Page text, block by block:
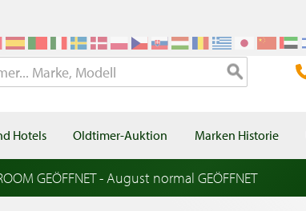
Hotels Oldtimer-Auktion Marken Historie
GEÖFFNET - August normal GEÖFFNET